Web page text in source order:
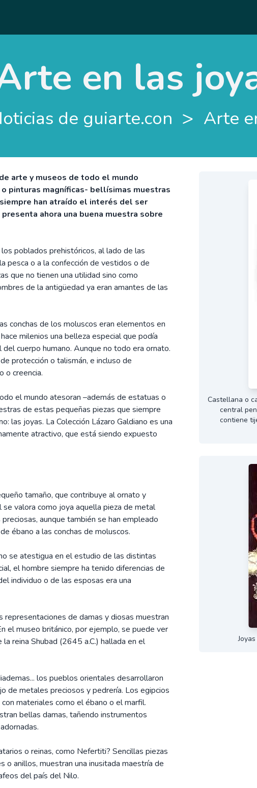
en las
de guiarte.con > Arte
arte y museos de todo el mundo
pinturas magníficas- bellísimas muestras
han atraído el interés del ser
ahora una buena muestra sobre
poblados prehistóricos, al lado de las
pesca o a la confección de vestidos o de
que no tienen una utilidad sino como
de la antigüedad ya eran amantes de las
conchas de los moluscos eran elementos en
milenios una belleza especial que podía
cuerpo humano. Aunque no todo era ornato.
protección o talismán, e incluso de
o creencia.
el mundo atesoran –además de estatuas o
de estas pequeñas piezas que siempre
las joyas. La Colección Lázaro Galdiano es una
atractivo, que está siendo expuesto
tamaño, que contribuye al ornato y
valora como joya aquella pieza de metal
aunque también se han empleado
ébano a las conchas de moluscos.
se atestigua en el estudio de las distintas
el hombre siempre ha tenido diferencias de
individuo o de las esposas era una
representaciones de damas y diosas muestran
el museo británico, por ejemplo, se puede ver
reina Shubad (2645 a.C.) hallada en el
los pueblos orientales desarrollaron
de metales preciosos y pedrería. Los egipcios
materiales como el ébano o el marfil.
bellas damas, tañendo instrumentos
o reinas, como Nefertiti? Sencillas piezas
o anillos, muestran una inusitada maestría de
del país del Nilo.
Castellana o
central
contiene